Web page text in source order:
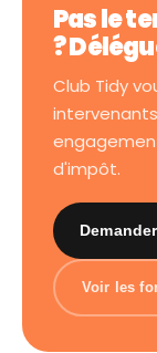
Pas le
?
Club Tidy
intervenants
d'impôt.
Voir les